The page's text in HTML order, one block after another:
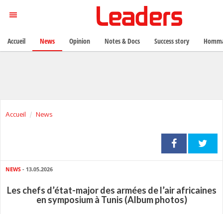
Accueil News
NEWS - 13.05.2026
Les chefs d’état-major des armées de l’air africaines
en symposium à Tunis (Album photos)
Accueil News Opinion Notes & Docs Success story